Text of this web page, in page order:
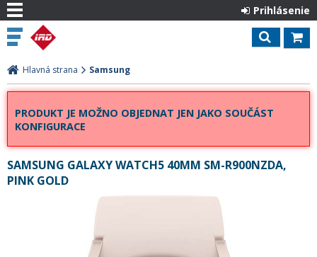
Prihlásenie
Hlavná strana Samsung
PRODUKT JE MOŽNO OBJEDNAT JEN JAKO SOUČÁST
KONFIGURACE
SAMSUNG GALAXY WATCH5 40MM SM-R900NZDA,
PINK GOLD